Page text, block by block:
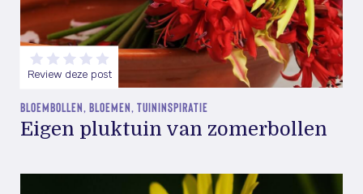
Review deze post
BLOEMBOLLEN, BLOEMEN, TUININSPIRATIE
Eigen pluktuin van zomerbollen